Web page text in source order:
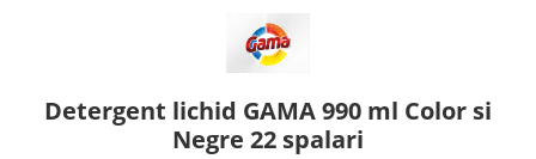
Detergent lichid GAMA 990 ml Color si
Negre 22 spalari